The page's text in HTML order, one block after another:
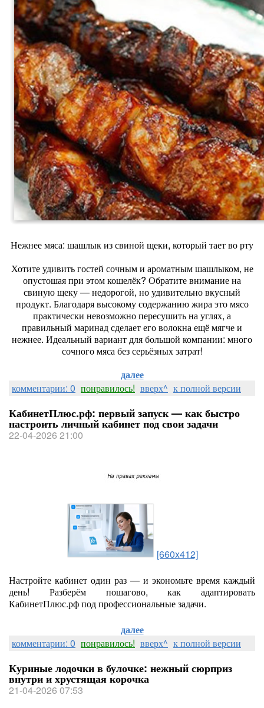
Нежнее мяса: шашлык из свиной щеки, который тает во рту
Хотите удивить гостей сочным и ароматным шашлыком, не
опустошая при этом кошелёк? Обратите внимание на
свиную щеку — недорогой, но удивительно вкусный
продукт. Благодаря высокому содержанию жира это мясо
практически невозможно пересушить на углях, а
правильный маринад сделает его волокна ещё мягче и
нежнее. Идеальный вариант для большой компании: много
сочного мяса без серьёзных затрат!
далее
комментарии: 0 понравилось! вверх^ к полной версии
КабинетПлюс.рф: первый запуск — как быстро
настроить личный кабинет под свои задачи
22-04-2026 21:00
[660x412]
Настройте кабинет один раз — и экономьте время каждый
день! Разберём пошагово, как адаптировать
КабинетПлюс.рф под профессиональные задачи.
далее
комментарии: 0 понравилось! вверх^ к полной версии
Куриные лодочки в булочке: нежный сюрприз
внутри и хрустящая корочка
21-04-2026 07:53